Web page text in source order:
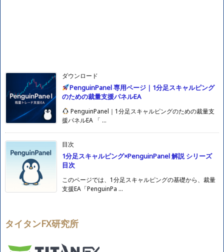
ダウンロード
PenguinPanel 専用ページ｜1分足スキャルピング
のための裁量支援パネルEA
PenguinPanel｜1分足スキャルピングのための裁量支
援パネルEA 「 ...
目次
1分足スキャルピング×PenguinPanel 解説 シリーズ
目次
このページでは、1分足スキャルピングの基礎から、裁量
支援EA「PenguinPa ...
タイタンFX研究所